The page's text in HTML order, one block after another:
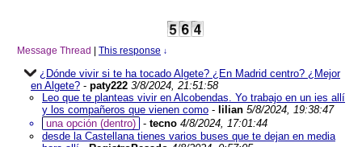
Message Thread This response ↓
¿Dónde vivir si te ha tocado Algete? ¿En Madrid centro? ¿Mejor
en Algete? - paty222 3/8/2024, 21:51:58
Leo que te planteas vivir en Alcobendas. Yo trabajo en un ies allí
y los compañeros que vienen como - lilian 5/8/2024, 19:38:47
una opción (dentro) - tecno 4/8/2024, 17:01:44
desde la Castellana tienes varios buses que te dejan en media